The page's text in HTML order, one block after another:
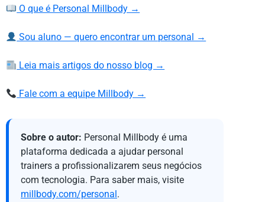
O que é Personal Millbody →
Sou aluno — quero encontrar um personal →
Leia mais artigos do nosso blog →
Fale com a equipe Millbody →
Sobre o autor: Personal Millbody é uma
plataforma dedicada a ajudar personal
trainers a profissionalizarem seus negócios
com tecnologia. Para saber mais, visite
millbody.com/personal.